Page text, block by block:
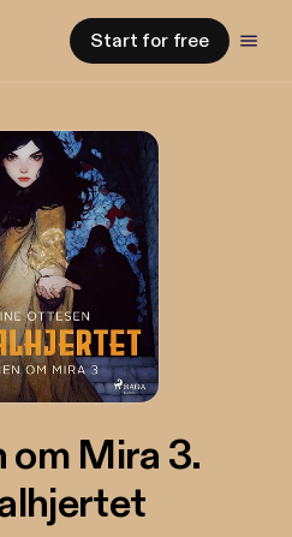
Start for free
om Mira 3.